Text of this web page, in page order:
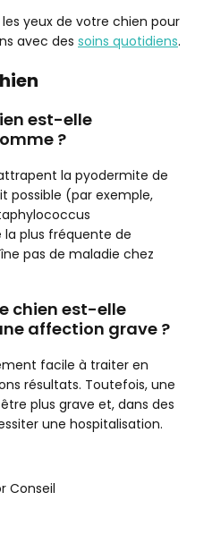
yeux de votre chien pour
avec des soins quotidiens.
est-elle
?
la pyodermite de
possible (par exemple,
la plus fréquente de
pas de maladie chez
chien est-elle
affection grave ?
facile à traiter en
résultats. Toutefois, une
plus grave et, dans des
une hospitalisation.
Conseil